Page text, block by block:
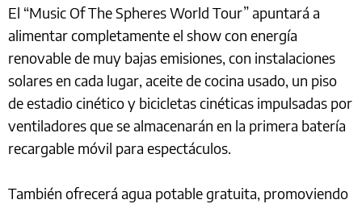
El “Music Of The Spheres World Tour” apuntará a
alimentar completamente el show con energía
renovable de muy bajas emisiones, con instalaciones
solares en cada lugar, aceite de cocina usado, un piso
de estadio cinético y bicicletas cinéticas impulsadas por
ventiladores que se almacenarán en la primera batería
recargable móvil para espectáculos.
También ofrecerá agua potable gratuita, promoviendo